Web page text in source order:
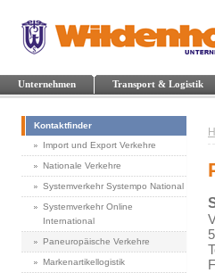
Unternehmen Transport & Logistik
Kontaktfinder
Import und Export Verkehre
Nationale Verkehre
Systemverkehr Systempo National
Systemverkehr Online
International
Paneuropäische Verkehre
Markenartikellogistik